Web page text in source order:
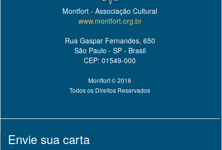
Montfort - Associação Cultural
www.montfort.org.br
Rua Gaspar Fernandes, 650
São Paulo - SP - Brasil
CEP: 01549-000
Montfort © 2016
Todos os Direitos Reservados
Envie sua carta